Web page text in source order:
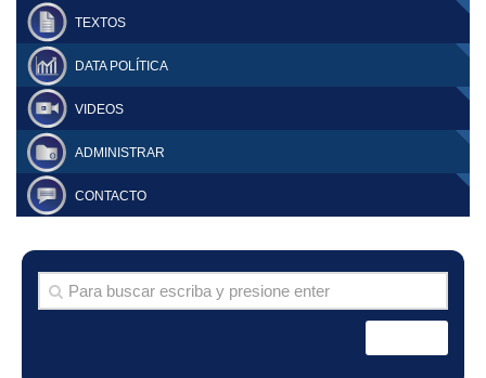
TEXTOS
DATA POLÍTICA
VIDEOS
ADMINISTRAR
CONTACTO